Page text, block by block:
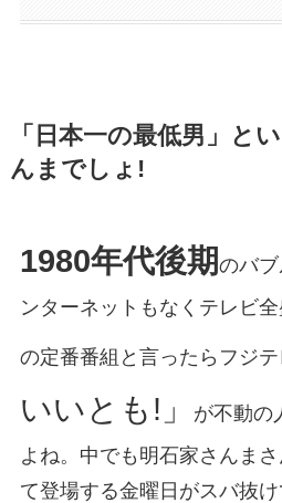
「日本一の最低男」と
んまでしょ!
1980年代後期 のバ
ンターネットもなくテレビ
の定番番組と言ったらフジ
いいとも!」
が不動の
よね。中でも明石家さんま
て登場する金曜日がスバ抜